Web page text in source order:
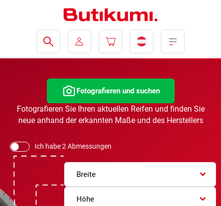
Fotografieren und suchen
Fotografieren Sie Ihren aktuellen Reifen und finden Sie
neue anhand der erkannten Maße und des Herstellers
Ich habe 2 Abmessungen
Breite
Höhe